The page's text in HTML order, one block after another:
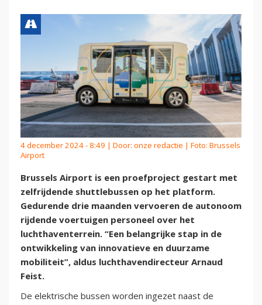
4 december 2024 - 8:49 | Door: onze redactie | Foto: Brussels
Airport
Brussels Airport is een proefproject gestart met
zelfrijdende shuttlebussen op het platform.
Gedurende drie maanden vervoeren de autonoom
rijdende voertuigen personeel over het
luchthaventerrein. “Een belangrijke stap in de
ontwikkeling van innovatieve en duurzame
mobiliteit”, aldus luchthavendirecteur Arnaud
Feist.
De elektrische bussen worden ingezet naast de